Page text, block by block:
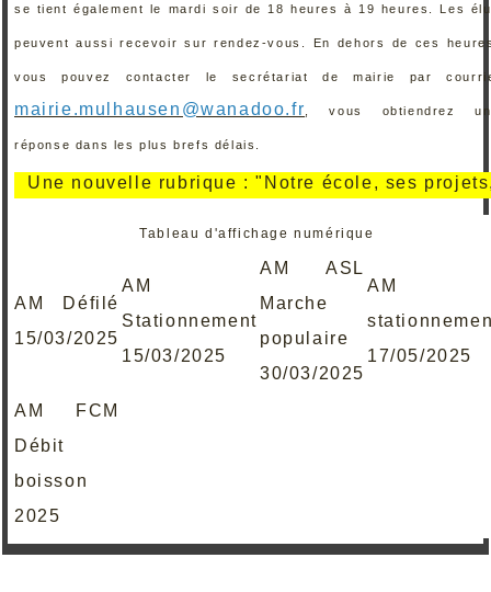
se tient également le mardi soir de 18 heures à 19 heures. Les
peuvent aussi recevoir sur rendez-vous. En dehors de ces
vous pouvez contacter le secrétariat de mairie par
mairie.mulhausen@wanadoo.fr , vous obtiendrez
réponse dans les plus brefs délais.
nouvelle rubrique : "Notre école, ses projets,
Tableau d'affichage numérique
AM Défilé
15/03/2025
AM
Stationnement
15/03/2025
AM ASL
Marche
populaire
30/03/2025
AM
17/05/2025
AM FCM
Débit
boisson
2025